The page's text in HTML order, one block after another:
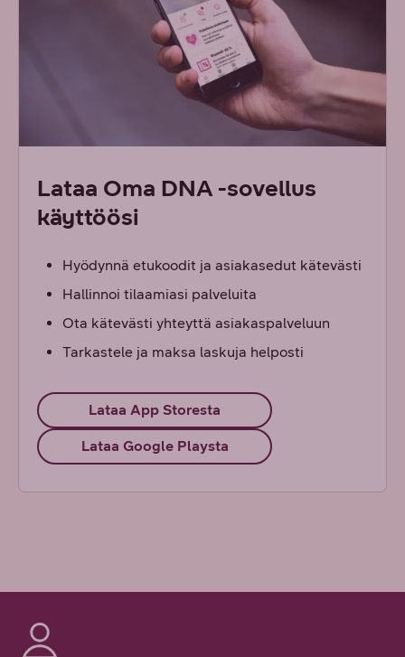
Lataa Oma DNA -sovellus
käyttöösi
Hyödynnä etukoodit ja asiakasedut kätevästi
Hallinnoi tilaamiasi palveluita
Ota kätevästi yhteyttä asiakaspalveluun
Tarkastele ja maksa laskuja helposti
Lataa App Storesta
Lataa Google Playsta